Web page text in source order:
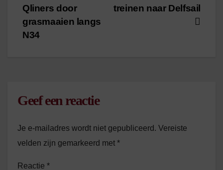
navigatie
treinen naar Delfsail
Qliners door
grasmaaien langs
N34
Geef een reactie
Je e-mailadres wordt niet gepubliceerd. Vereiste
velden zijn gemarkeerd met *
Reactie *